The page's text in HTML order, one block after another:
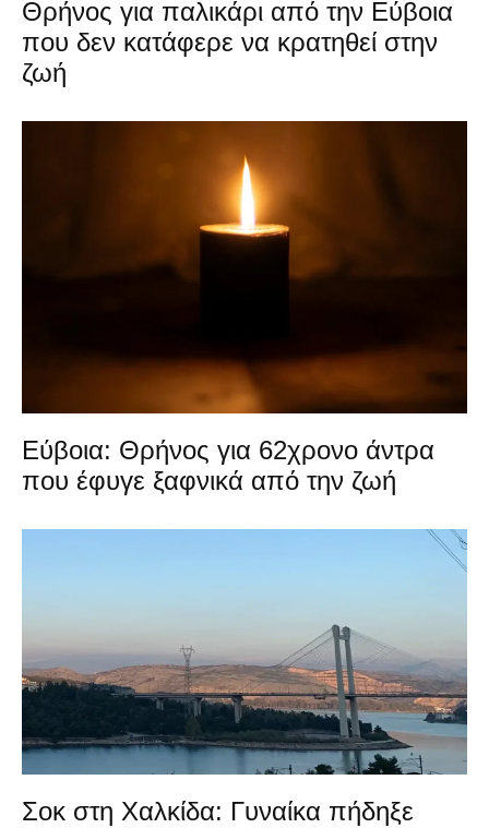
Θρήνος για παλικάρι από την Εύβοια
που δεν κατάφερε να κρατηθεί στην
ζωή
Εύβοια: Θρήνος για 62χρονο άντρα
που έφυγε ξαφνικά από την ζωή
Σοκ στη Χαλκίδα: Γυναίκα πήδηξε